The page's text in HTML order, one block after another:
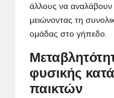
άλλους να
μειώνοντας τη
ομάδας στο γήπεδο.
φυσικής
παικτών